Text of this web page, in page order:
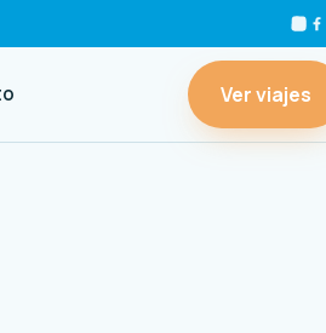
Ver viajes